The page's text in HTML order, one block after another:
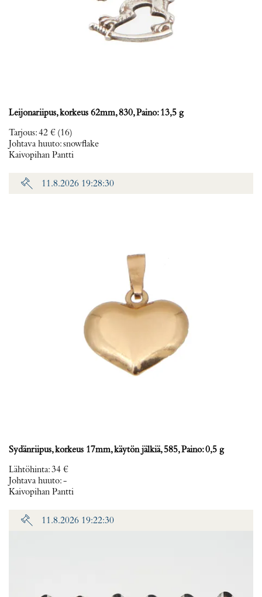
Leijonariipus, korkeus 62mm, 830, Paino: 13,5 g
Tarjous:42 € (16)
Johtava huuto:snowflake
Kaivopihan Pantti
11.8.2026 19:28:30
Sydänriipus, korkeus 17mm, käytön jälkiä, 585, Paino: 0,5 g
Lähtöhinta:34 €
Johtava huuto:-
Kaivopihan Pantti
11.8.2026 19:22:30